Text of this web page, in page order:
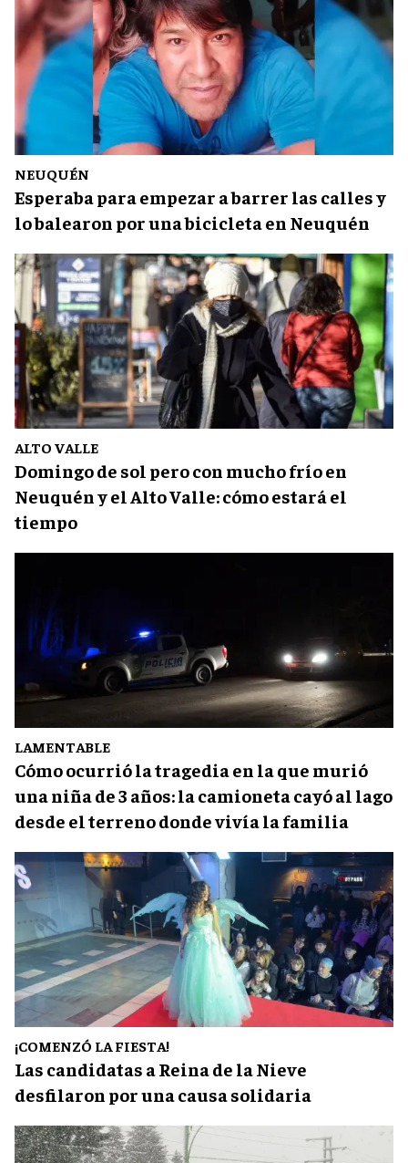
NEUQUÉN
Esperaba para empezar a barrer las calles y
lo balearon por una bicicleta en Neuquén
ALTO VALLE
Domingo de sol pero con mucho frío en
Neuquén y el Alto Valle: cómo estará el
tiempo
LAMENTABLE
Cómo ocurrió la tragedia en la que murió
una niña de 3 años: la camioneta cayó al lago
desde el terreno donde vivía la familia
¡COMENZÓ LA FIESTA!
Las candidatas a Reina de la Nieve
desfilaron por una causa solidaria